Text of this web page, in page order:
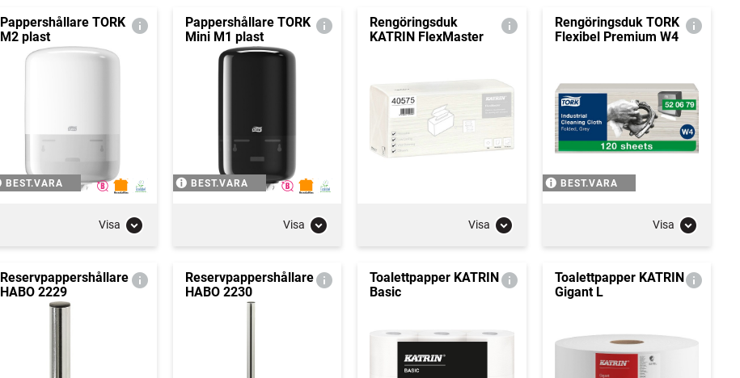
Pappershållare TORK
M2 plast
BEST.VARA
Visa
Pappershållare TORK
Mini M1 plast
BEST.VARA
Visa
Rengöringsduk
KATRIN FlexMaster
Visa
Rengöringsduk TORK
Flexibel Premium W4
BEST.VARA
Visa
Reservpappershållare
HABO 2229
Reservpappershållare
HABO 2230
Toalettpapper KATRIN
Basic
Toalettpapper KATRIN
Gigant L